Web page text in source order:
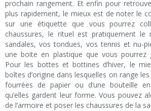
prochain rangement. Et enfin pour
plus rapidement, le mieux est de noter le
sur une étiquette que vous pourrez
chaussures, le rituel est pratiquement le
sandales, vos tondues, vos tennis et nu-
une boite en plastique que vous pourrez
Pour les bottes et bottines d’hiver, le
boîtes d’origine dans lesquelles on range
fourrées de papier ou d’une bouteille
qu’elles gardent leur forme. Vous pouvez
de l’armoire et poser les chaussures de la